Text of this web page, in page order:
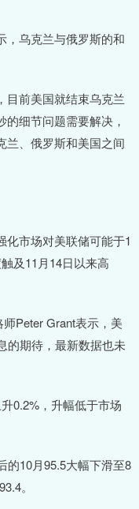
乌克兰与俄罗斯的和
前美国就结束乌克兰
细节问题需要解决，
兰、俄罗斯和美国之间
市场对美联储可能于1
及11月14日以来高
Peter Grant表示，美
的期待，最新数据也未
0.2%，升幅低于市场
10月95.5大幅下滑至8
。